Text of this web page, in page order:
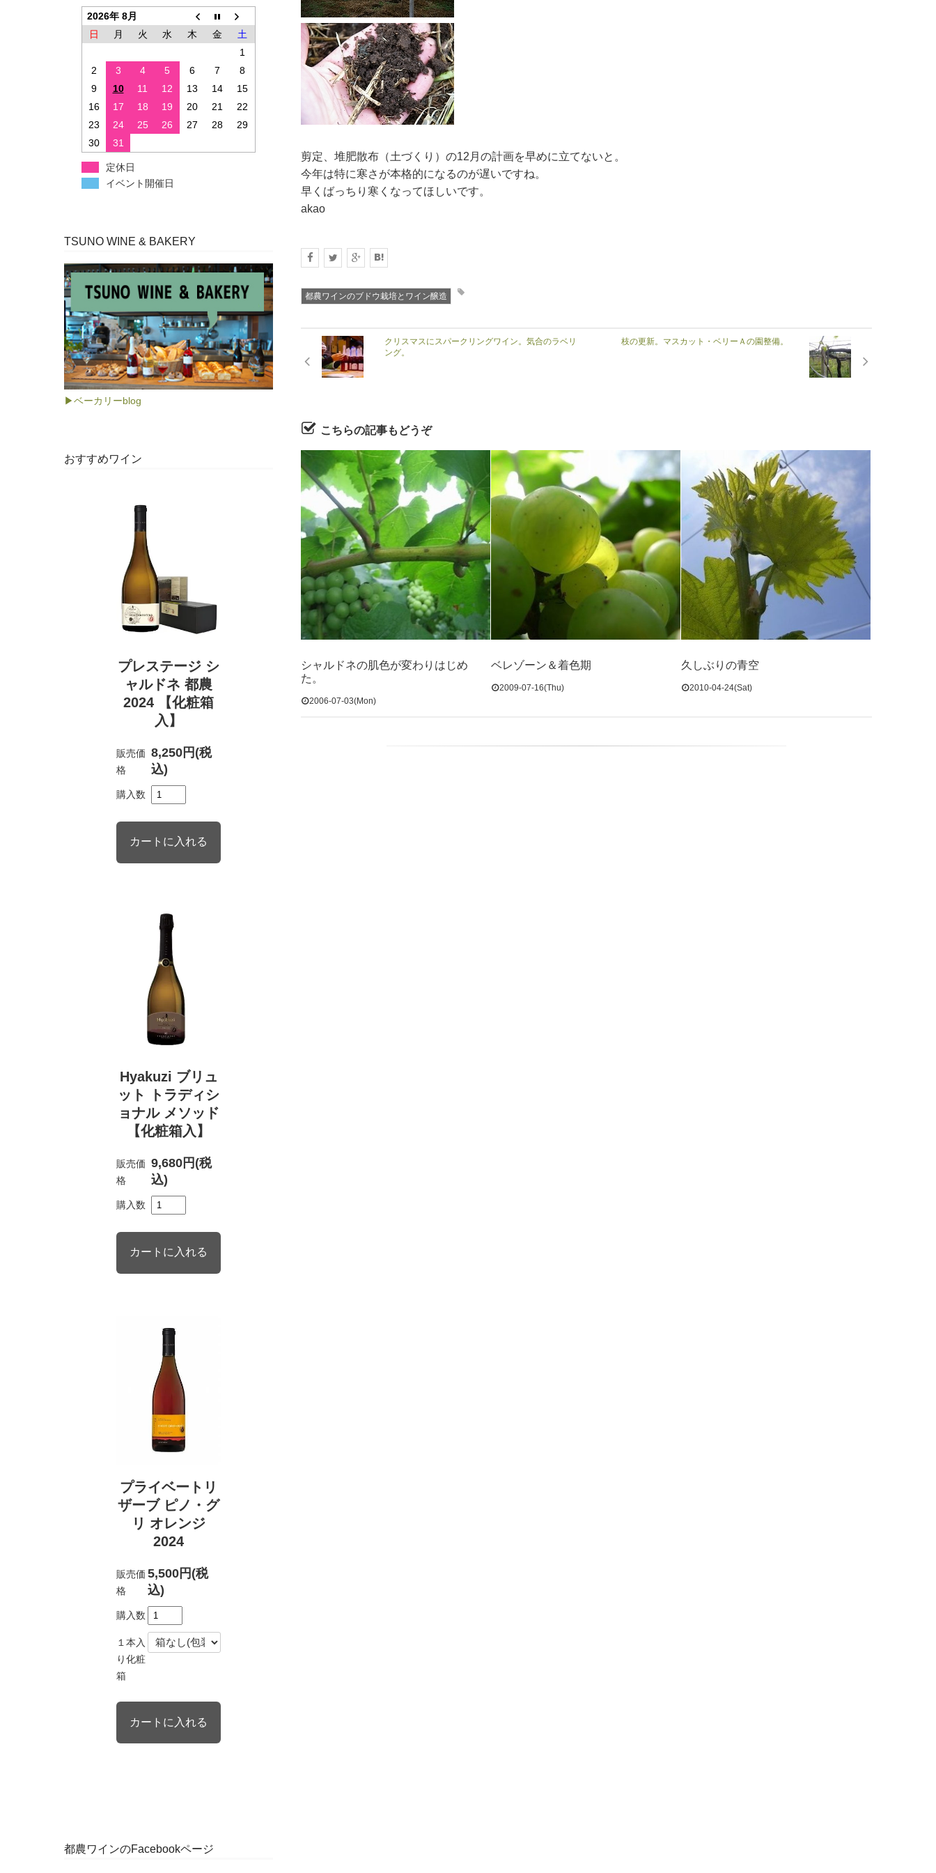
剪定、堆肥散布（土づくり）の12月の計画を早めに立てないと。
今年は特に寒さが本格的になるのが遅いですね。
早くばっちり寒くなってほしいです。
akao
都農ワインのブドウ栽培とワイン醸造
クリスマスにスパークリングワイン。気合のラベリ
ング。
枝の更新。マスカット・ベリーＡの園整備。
こちらの記事もどうぞ
シャルドネの肌色が変わりはじめ
た。
2006-07-03(Mon)
ベレゾーン＆着色期
2009-07-16(Thu)
久しぶりの青空
2010-04-24(Sat)
2026年 8月
日
月 火 水 木 金
土
1
2
3 4 5 6 7
8
9
10 11 12 13 14
15
16
17 18 19 20 21
22
23
24 25 26 27 28
29
30
31
定休日
イベント開催日
TSUNO WINE & BAKERY
▶ベーカリーblog
おすすめワイン
プレステージ シ
ャルドネ 都農
2024 【化粧箱
入】
販売価
格
8,250円(税
込)
購入数
Hyakuzi ブリュ
ット トラディシ
ョナル メソッド
【化粧箱入】
販売価
格
9,680円(税
込)
購入数
プライベートリ
ザーブ ピノ・グ
リ オレンジ
2024
販売価
格
5,500円(税
込)
購入数
１本入
り化粧
箱
都農ワインのFacebookページ